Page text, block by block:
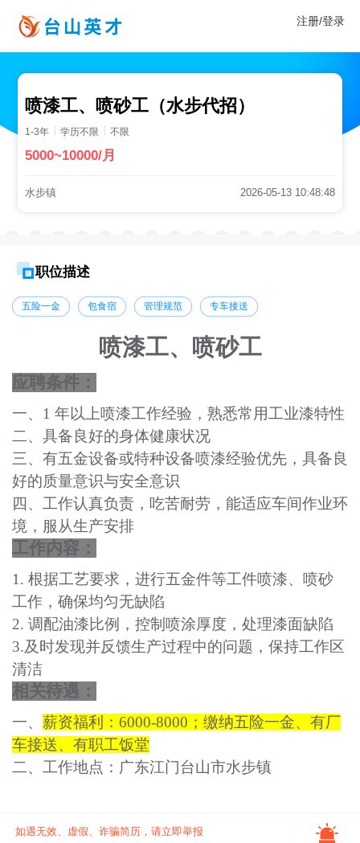
注册/登录
喷漆工、喷砂工（水步代招）
1-3年 学历不限 不限
5000~10000/月
水步镇 2026-05-13 10:48:48
职位描述
五险一金 包食宿 管理规范 专车接送
喷漆工、喷砂工
应聘条件：
一、 1 年以上喷漆工作经验，熟悉常用工业漆特性
二、具备良好的身体健康状况
三、有五金设备或特种设备喷漆经验优先，具备良
好的质量意识与安全意识
四、工作认真负责，吃苦耐劳，能适应车间作业环
境，服从生产安排
工作内容 ：
1. 根据工艺要求，进行五金件等工件喷漆、喷砂
工作，确保均匀无缺陷
2. 调配油漆比例，控制喷涂厚度，处理漆面缺陷
3.及时发现并反馈生产过程中的问题，保持工作区
清洁
相关待遇：
一、 薪资福利： 6000-8000；缴纳五险一金、有厂
车接送、有职工饭堂
二、 工作地点：广东江门台山市水步镇
如遇无效、虚假、诈骗简历，请立即举报